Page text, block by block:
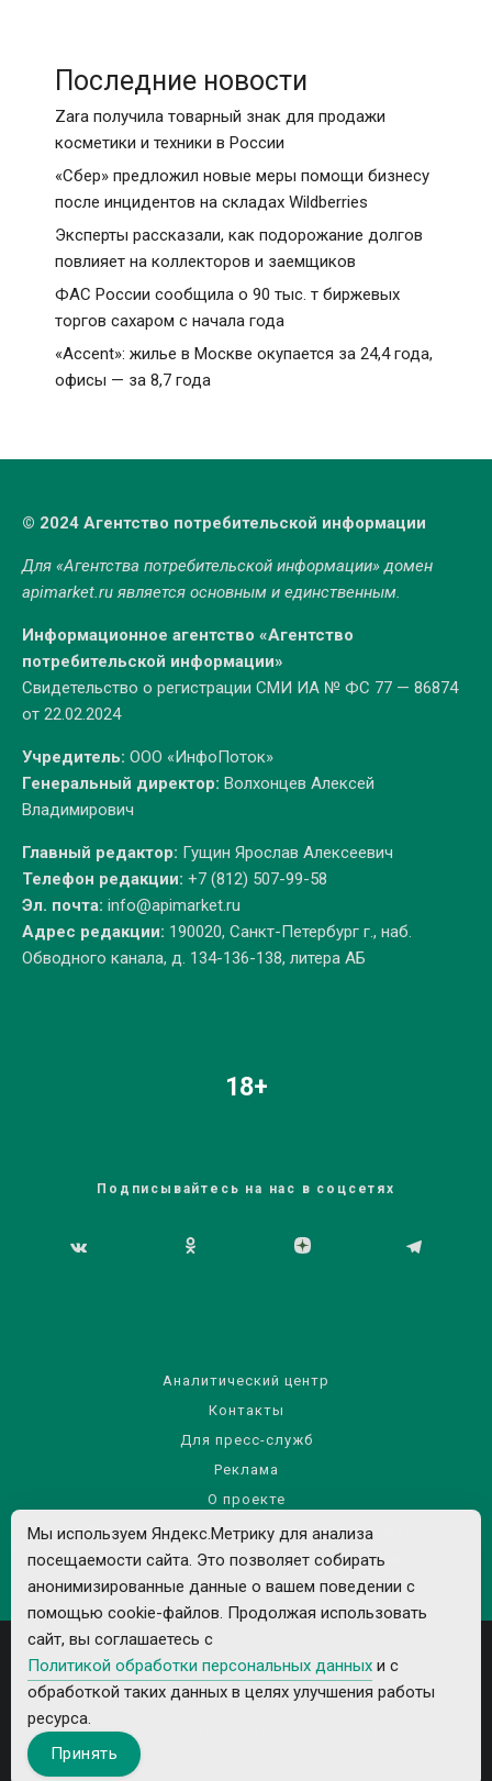
Последние новости
Zara получила товарный знак для продажи
косметики и техники в России
«Сбер» предложил новые меры помощи бизнесу
после инцидентов на складах Wildberries
Эксперты рассказали, как подорожание долгов
повлияет на коллекторов и заемщиков
ФАС России сообщила о 90 тыс. т биржевых
торгов сахаром с начала года
«Accent»: жилье в Москве окупается за 24,4 года,
офисы — за 8,7 года
© 2024 Агентство потребительской информации
Для «Агентства потребительской информации» домен
apimarket.ruявляется основным и единственным.
Информационное агентство «Агентство
потребительской информации»
Свидетельство о регистрации СМИ ИА № ФС 77 — 86874
от 22.02.2024
Учредитель: ООО «ИнфоПоток»
Генеральный директор: Волхонцев Алексей
Владимирович
Главный редактор: Гущин Ярослав Алексеевич
Телефон редакции: +7 (812) 507-99-58
Эл. почта: info@apimarket.ru
Адрес редакции: 190020, Санкт-Петербург г., наб.
Обводного канала, д. 134-136-138, литера АБ
18+
Подписывайтесь на нас в соцсетях
Аналитический центр
Контакты
Для пресс-служб
Реклама
О проекте
Правила использования материалов сайта
Политика обработки персональных данных
Все рекламируемые товары и услуги имеют необходимые лицензии и
Мы используем Яндекс.Метрику для анализа
посещаемости сайта. Это позволяет собирать
анонимизированные данные о вашем поведении с
помощью cookie-файлов. Продолжая использовать
сайт, вы соглашаетесь с
Политикой обработки персональных данных и с
обработкой таких данных в целях улучшения работы
ресурса.
Принять